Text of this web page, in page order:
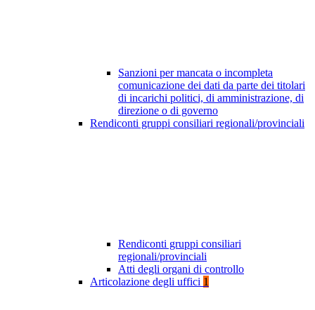
Sanzioni per mancata o incompleta
comunicazione dei dati da parte dei titolari
di incarichi politici, di amministrazione, di
direzione o di governo
Rendiconti gruppi consiliari regionali/provinciali
Rendiconti gruppi consiliari
regionali/provinciali
Atti degli organi di controllo
Articolazione degli uffici 1